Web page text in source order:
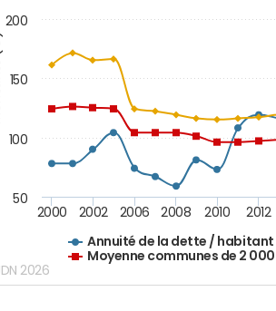
Annuité de la dette / habitant
Moyenne communes de 2
2000 2002 2006 2008 2010 2012
50
100
150
200
2026